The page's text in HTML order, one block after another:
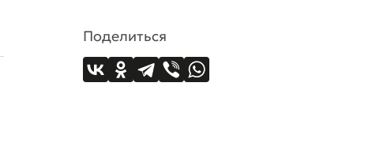
Поделиться